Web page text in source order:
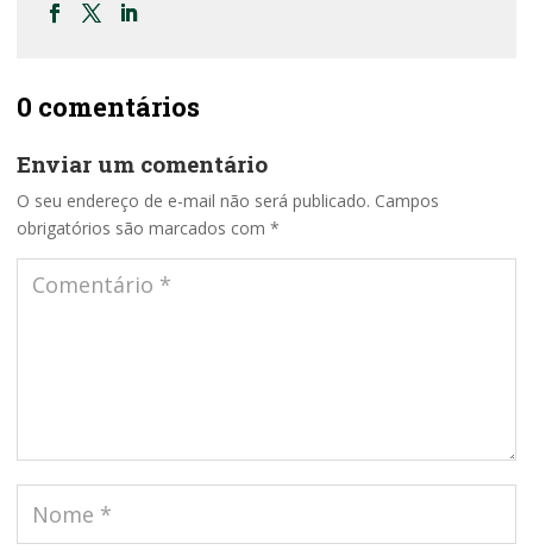
0 comentários
Enviar um comentário
O seu endereço de e-mail não será publicado. Campos
obrigatórios são marcados com *